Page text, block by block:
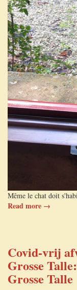
Même le chat doit
Read more →
Covid-vrij
Grosse
Grosse Talle